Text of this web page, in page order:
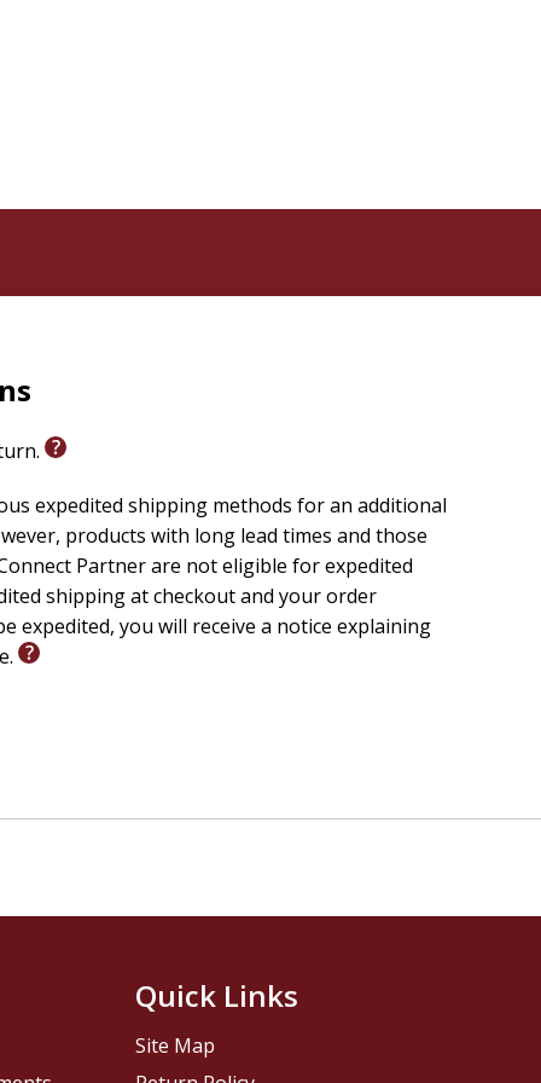
para más recursos católicos que fortalezcan su fe.
lo que lo hace conveniente para viajes,
para estudio, oración o lectura casual, sin el
y cubiertas más resistentes, capaces de
para cada día del año.
expedited shipping methods for an additional
products with long lead times and those
Partner are not eligible for expedited
shipping at checkout and your order
expedited, you will receive a notice explaining
Quick Links
Site Map